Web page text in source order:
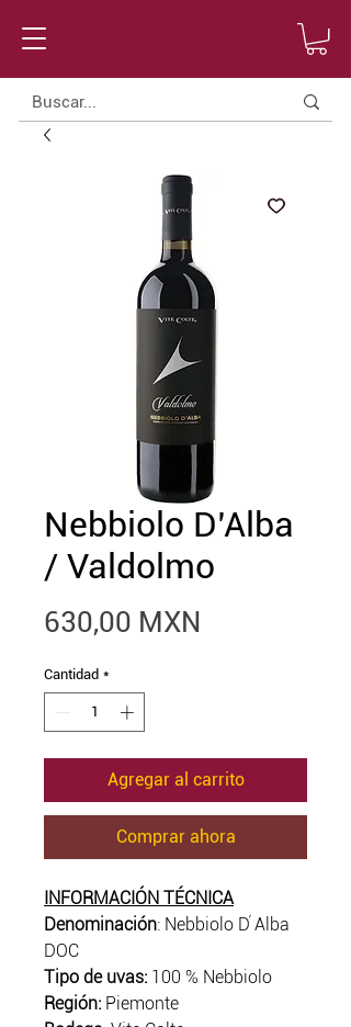
Nebbiolo D’Alba
/ Valdolmo
630,00 MXN
Cantidad *
Agregar al carrito
Comprar ahora
INFORMACIÓN TÉCNICA
Denominación: Nebbiolo D ́Alba
DOC
Tipo de uvas: 100 % Nebbiolo
Región: Piemonte